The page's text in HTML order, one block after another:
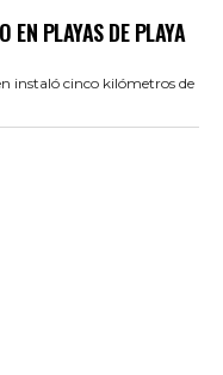
EN PLAYAS DE PLAYA
instaló cinco kilómetros de